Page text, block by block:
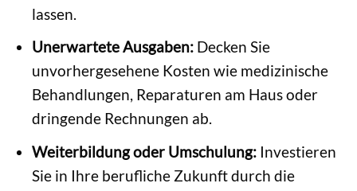
lassen.
Unerwartete Ausgaben:Decken Sie
unvorhergesehene Kosten wie medizinische
Behandlungen, Reparaturen am Haus oder
dringende Rechnungen ab.
Weiterbildung oder Umschulung:Investieren
Sie in Ihre berufliche Zukunft durch die